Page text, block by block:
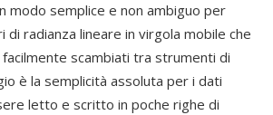
modo semplice e non ambiguo per
di radianza lineare in virgola mobile che
scambiati tra strumenti di
è la semplicità assoluta per i dati
letto e scritto in poche righe di